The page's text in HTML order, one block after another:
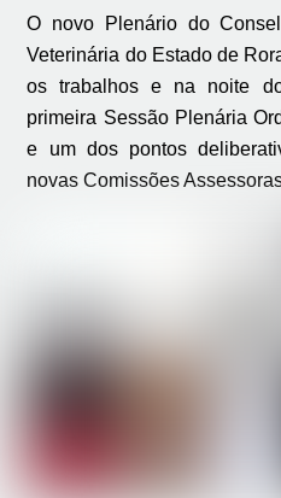
O novo Plenário do
Veterinária do Estado de
os trabalhos e na noite
primeira Sessão Plenária
e um dos pontos
novas Comissões